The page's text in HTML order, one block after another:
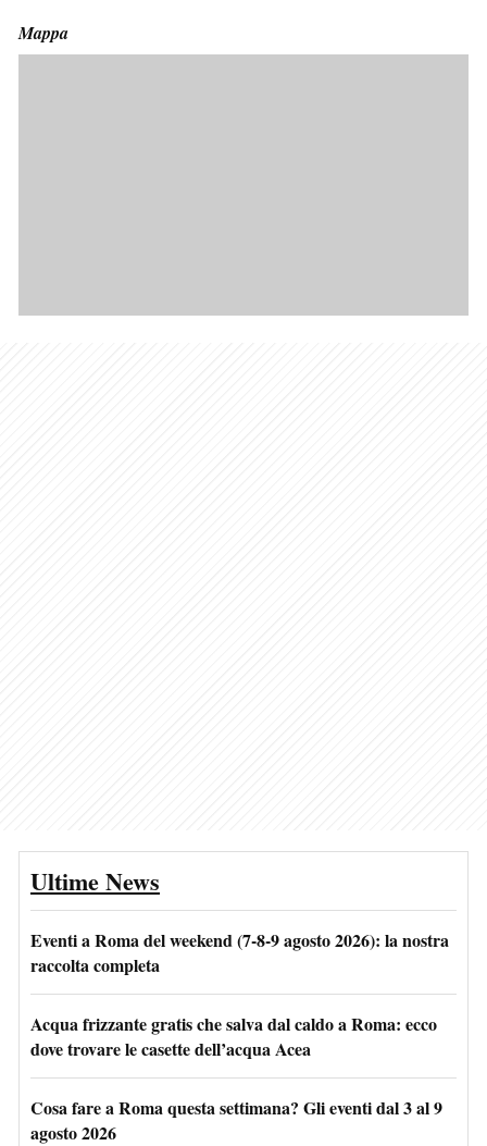
Mappa
Ultime News
Eventi a Roma del weekend (7-8-9 agosto 2026): la nostra
raccolta completa
Acqua frizzante gratis che salva dal caldo a Roma: ecco
dove trovare le casette dell’acqua Acea
Cosa fare a Roma questa settimana? Gli eventi dal 3 al 9
agosto 2026